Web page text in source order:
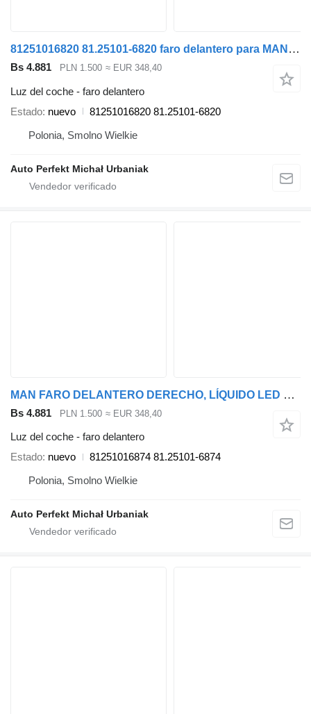
81251016820 81.25101-6820 faro delantero para MAN TGX TGS TG3 TGL TGM cabeza tractora
Bs 4.881 PLN 1.500 ≈ EUR 348,40
Luz del coche - faro delantero
Estado nuevo
81251016820 81.25101-6820
Polonia, Smolno Wielkie
Auto Perfekt Michał Urbaniak
MAN FARO DELANTERO DERECHO, LÍQUIDO LED COMPLETO 81251016874 81.25101-6874 para MAN TGX TGS TG3 TGL TGM cabeza tractora
Bs 4.881 PLN 1.500 ≈ EUR 348,40
Luz del coche - faro delantero
Estado nuevo
81251016874 81.25101-6874
Polonia, Smolno Wielkie
Auto Perfekt Michał Urbaniak